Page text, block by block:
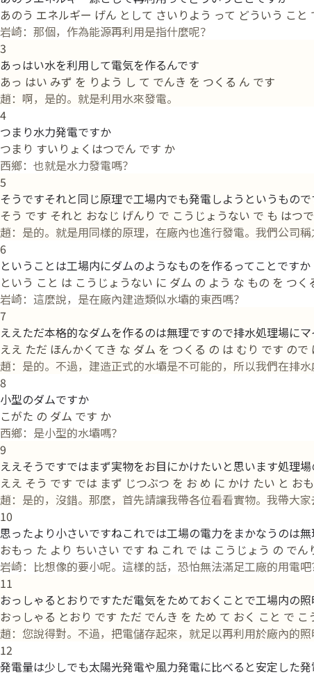
あのう エネルギー げん として さいりよう って どういう こと
岩崎：那個，作為能源再利用是指什麼呢？
3
あっはい水を利用して電気を作るんです
あっ はい みず を りよう し て でんき を つくる ん です
趙：啊，是的。就是利用水來發電。
4
つまり水力発電ですか
つまり すいりょくはつでん です か
西鄉：也就是水力發電嗎？
5
そうですそれと同じ原理で工場内でも発電しようというもの
そう です それと おなじ げんり で こうじょうない で も はつ
趙：是的。就是用同樣的原理，在廠內也進行發電。我們公司
6
ということは工場内にダムのようなものを作るってことですか
という こと は こうじょうない に ダム の よう な もの を つく
岩崎：這麼說，是在廠內建造類似水壩的東西嗎？
7
ええただ本格的なダムを作るのは無理ですので排水処理場に
ええ ただ ほんかくてき な ダム を つくる の は むり です の
趙：是的。不過，建造正式的水壩是不可能的，所以我們在排水
8
小型のダムですか
こがた の ダム です か
西鄉：是小型的水壩嗎？
9
ええそうですではまず実物をお目にかけたいと思います処理
ええ そう です では まず じつぶつ を お め に かけ たい と お
趙：是的，沒錯。那麼，首先請讓我帶各位看看實物。我帶大家
10
思ったより小さいですねこれでは工場の電力をまかなうのは
おもっ た より ちいさい です ね これ で は こうじょう の で
岩崎：比想像的要小呢。這樣的話，恐怕無法滿足工廠的用電吧
11
おっしゃるとおりですただ電気をためておくことで工場内の
おっしゃる とおり です ただ でんき を ため て おく こと で
趙：您說得對。不過，把電儲存起來，就足以再利用於廠內的照
12
発電量は少しでも太陽光発電や風力発電に比べると安定した